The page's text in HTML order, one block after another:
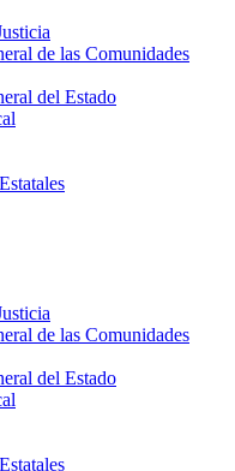
de las Comunidades
del Estado
de las Comunidades
del Estado